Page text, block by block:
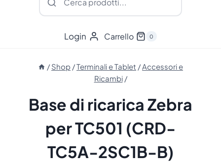
Login Carrello 0
/ Shop /Terminali e Tablet /Accessori e
Ricambi /
Base di ricarica Zebra
per TC501 (CRD-
TC5A-2SC1B-B)